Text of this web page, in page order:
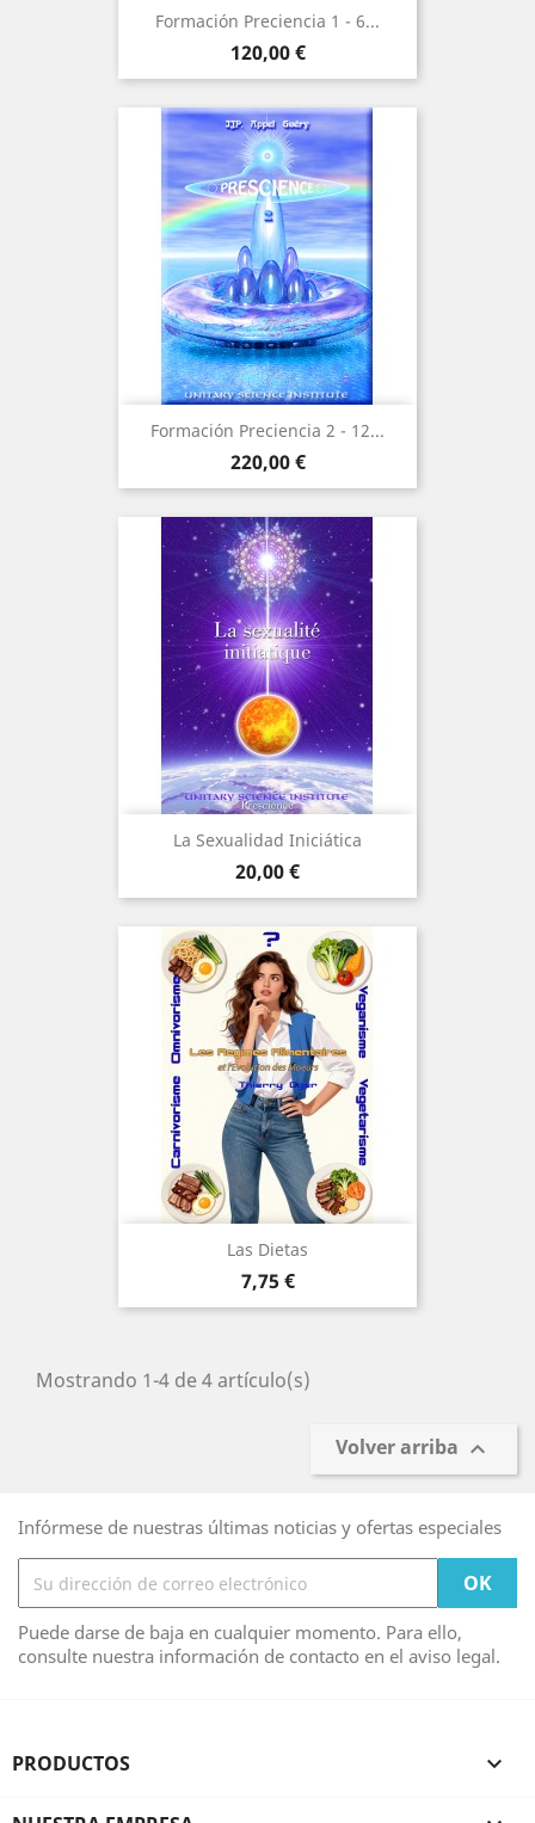
Formación Preciencia 1 - 6...
Precio
120,00 €
Formación Preciencia 2 - 12...
Precio
220,00 €
La Sexualidad Iniciática
Precio
20,00 €
Las Dietas
Precio
7,75 €
Mostrando 1-4 de 4 artículo(s)
Volver arriba 
Infórmese de nuestras últimas noticias y ofertas especiales
Puede darse de baja en cualquier momento. Para ello,
consulte nuestra información de contacto en el aviso legal.
PRODUCTOS 